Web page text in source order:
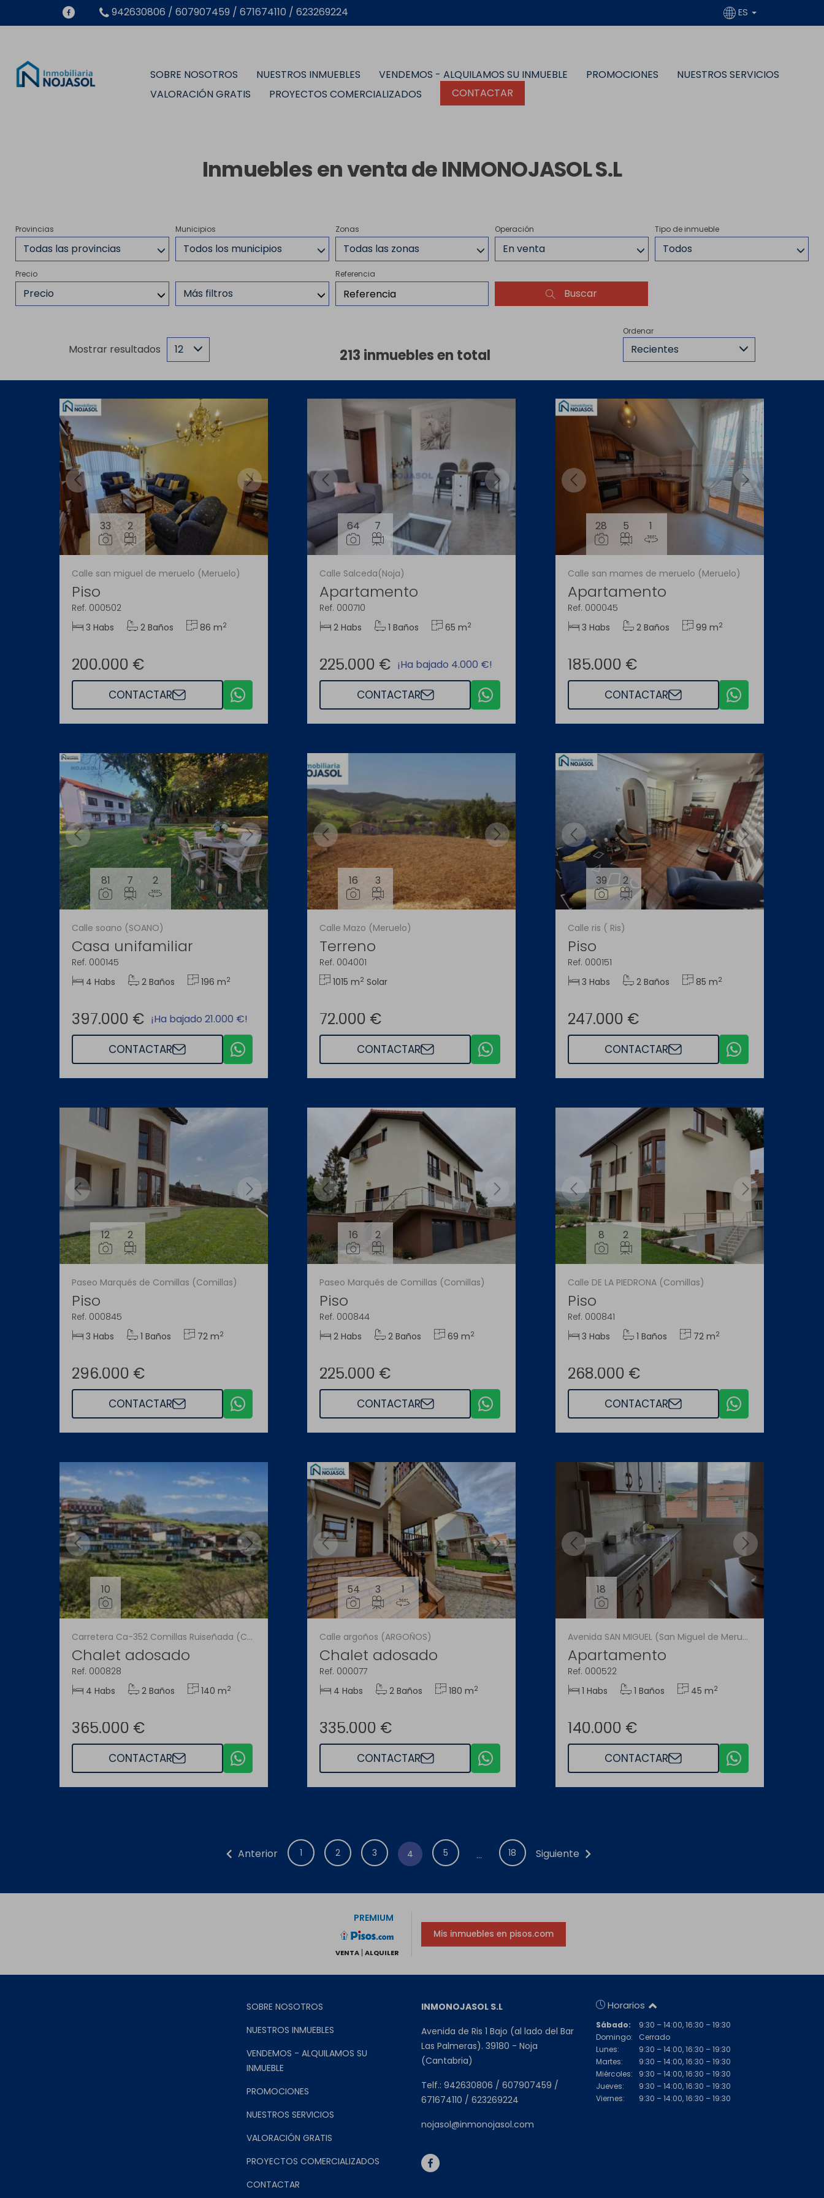
942630806 / 607907459 / 671674110 / 623269224 ES
SOBRE NOSOTROS NUESTROS INMUEBLES VENDEMOS - ALQUILAMOS SU INMUEBLE PROMOCIONES
NUESTROS SERVICIOS
VALORACIÓN GRATIS
PROYECTOS COMERCIALIZADOS CONTACTAR
Inmuebles en venta de INMONOJASOL S.L
Provincias
Todas las provincias
Municipios
Todos los municipios
Zonas
Todas las zonas
Operación
En venta
Tipo de inmueble
Todos
Precio
Precio Más filtros
Referencia
Buscar
213 inmuebles en total
Ordenar
Recientes
Mostrar resultados 12
33 2
Calle san miguel de meruelo (Meruelo)
Piso
Ref. 000502
3 Habs
2 Baños 86 m2
200.000 €
CONTACTAR
64 7
Calle Salceda(Noja)
Apartamento
Ref. 000710
2 Habs
1 Baños 65 m2
225.000 € ¡Ha bajado 4.000 €!
CONTACTAR
28 5 1
Calle san mames de meruelo (Meruelo)
Apartamento
Ref. 000045
3 Habs
2 Baños 99 m2
185.000 €
CONTACTAR
81 7 2
Calle soano (SOANO)
Casa unifamiliar
Ref. 000145
4 Habs
2 Baños 196 m2
397.000 € ¡Ha bajado 21.000 €!
CONTACTAR
16 3
Calle Mazo (Meruelo)
Terreno
Ref. 004001
1015 m2 Solar
72.000 €
CONTACTAR
39 2
Calle ris ( Ris)
Piso
Ref. 000151
3 Habs
2 Baños 85 m2
247.000 €
CONTACTAR
12 2
Paseo Marqués de Comillas (Comillas)
Piso
Ref. 000845
3 Habs
1 Baños 72 m2
296.000 €
CONTACTAR
16 2
Paseo Marqués de Comillas (Comillas)
Piso
Ref. 000844
2 Habs
2 Baños 69 m2
225.000 €
CONTACTAR
8 2
Calle DE LA PIEDRONA (Comillas)
Piso
Ref. 000841
3 Habs
1 Baños 72 m2
268.000 €
CONTACTAR
10
Carretera Ca-352 Comillas Ruiseñada (Comillas)
Chalet adosado
Ref. 000828
4 Habs
2 Baños 140 m2
365.000 €
CONTACTAR
54 3 1
Calle argoños (ARGOÑOS)
Chalet adosado
Ref. 000077
4 Habs
2 Baños 180 m2
335.000 €
CONTACTAR
18
Avenida SAN MIGUEL (San Miguel de Meruelo)
Apartamento
Ref. 000522
1 Habs
1 Baños 45 m2
140.000 €
CONTACTAR
chevron_left Anterior 1 2 3 4 5 ... 18 Siguiente chevron_right
PREMIUM
VENTA ALQUILER
Mis inmuebles en pisos.com
SOBRE NOSOTROS
NUESTROS INMUEBLES
VENDEMOS - ALQUILAMOS SU
INMUEBLE
PROMOCIONES
NUESTROS SERVICIOS
VALORACIÓN GRATIS
PROYECTOS COMERCIALIZADOS
CONTACTAR
INMONOJASOL S.L
Avenida de Ris 1 Bajo (al lado del Bar
Las Palmeras). 39180 - Noja
(Cantabria)
Telf.: 942630806 / 607907459 /
671674110 / 623269224
nojasol@inmonojasol.com
Horarios
Sábado:
9:30 – 14:00, 16:30 – 19:30
Domingo:
Cerrado
Lunes:
9:30 – 14:00, 16:30 – 19:30
Martes:
9:30 – 14:00, 16:30 – 19:30
Miércoles:
9:30 – 14:00, 16:30 – 19:30
Jueves:
9:30 – 14:00, 16:30 – 19:30
Viernes:
9:30 – 14:00, 16:30 – 19:30